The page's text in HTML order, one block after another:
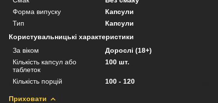
Форма випуску
Капсули
Тип
Капсули
Користувальницькі характеристики
За віком
Дорослі (18+)
Кількість капсул або
таблеток
100 шт.
Кількість порцій 100 - 120
Приховати